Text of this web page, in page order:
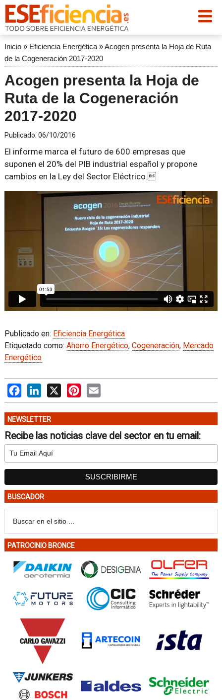
Inicio» Eficiencia Energética»Acogen presenta la Hoja de Ruta
de la Cogeneración 2017-2020
Acogen presenta la Hoja de
Ruta de la Cogeneración
2017-2020
Publicado: 06/10/2016
El informe marca el futuro de 600 empresas que
suponen el 20% del PIB industrial español y propone
cambios en la Ley del Sector Eléctrico.
Publicado en: Eficiencia Energética
Etiquetado como: Ahorro Energético, Cogeneración, Mercado
Energético
FacebookLinkedIn
X PinterestEmail
NEWSLETTER
Recibe las noticias clave del sector en tu email:
BUSCADOR
PATROCINIO BRONCE